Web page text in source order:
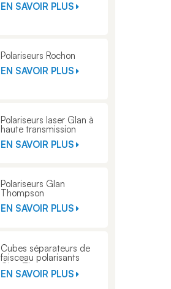
EN SAVOIR PLUS
Polariseurs Rochon
EN SAVOIR PLUS
Polariseurs laser Glan à
haute transmission
EN SAVOIR PLUS
Polariseurs Glan
Thompson
EN SAVOIR PLUS
Cubes séparateurs de
faisceau polarisants
Glan Thompson
EN SAVOIR PLUS